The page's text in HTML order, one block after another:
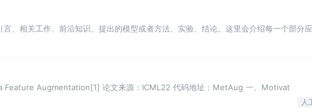
、相关工作、前沿知识、提出的模型或者方法、实验、结论。这里会介绍每一个部分
是一
Augmentation[1] 论文来源：ICML22 代码地址：MetAug 一、Motivat
人